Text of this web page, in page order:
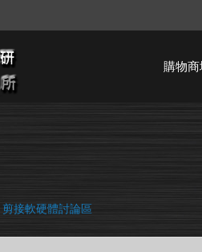
購物
剪接軟硬體討論區